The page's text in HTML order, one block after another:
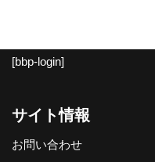
[bbp-login]
サイト情報
お問い合わせ